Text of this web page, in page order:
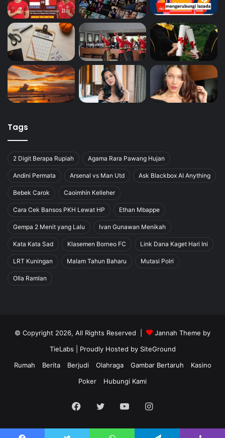
Tags
2 Digit Berapa Rupiah Agama Rara Pawang Hujan
Andini Permata Arsenal vs Man Utd Ask Blackbox AI Anything
Bebek Carok Caoimhín Kelleher
Cara Cek Bansos PKH Lewat HP Ethan Mbappe
Gempa 2 Menit yang Lalu Ivan Gunawan Menikah
Kata Kata Sad Klasemen Borneo FC Link Dana Kaget Hari Ini
LRT Kuningan Malam Tahun Baharu Mutasi Polri
Olla Ramlan
© Copyright 2026, All Rights Reserved |
Jannah Theme by
TieLabs | Proudly Hosted by SiteGround
Rumah
Berita Berjudi Olahraga Gambar Bertaruh
Kasino
Poker
Hubungi Kami
Facebook
TwitterYouTubeInstagram